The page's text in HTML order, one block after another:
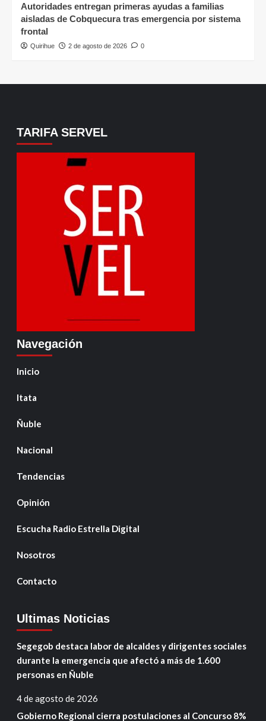
Autoridades entregan primeras ayudas a familias
aisladas de Cobquecura tras emergencia por sistema
frontal
Quirihue 2 de agosto de 2026 0
TARIFA SERVEL
Navegación
Inicio
Itata
Ñuble
Nacional
Tendencias
Opinión
Escucha Radio Estrella Digital
Nosotros
Contacto
Ultimas Noticias
Segegob destaca labor de alcaldes y dirigentes sociales
durante la emergencia que afectó a más de 1.600
personas en Ñuble
4 de agosto de 2026
Gobierno Regional cierra postulaciones al Concurso 8%